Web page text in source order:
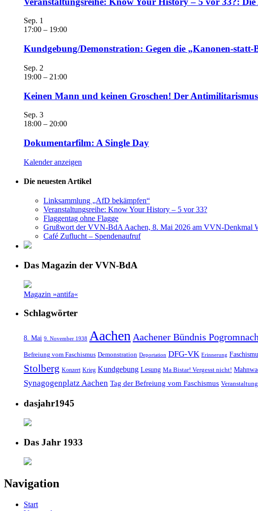
Sep. 1
17:00 – 19:00
Kundgebung/Demonstration: Gegen die „Kanonen-
Sep. 2
19:00 – 21:00
Keinen Mann und keinen Groschen! Der
Sep. 3
18:00 – 20:00
Dokumentarfilm: A Single Day
Kalender anzeigen
Die neuesten Artikel
Linksammlung „AfD bekämpfen“
Veranstaltungsreihe: Know Your History – 5 vor 33?
Flaggentag ohne Flagge
Grußwort der VVN-BdA Aachen, 8. Mai 2026 am VVN-Denkmal
Café Zuflucht – Spendenaufruf
Das Magazin der VVN-BdA
Magazin »antifa«
Schlagwörter
8. Mai 9. November 1938 Aachen Aachener Bündnis
Befreiung vom Faschismus Demonstration Deportation DFG-VK Erinnerung
Stolberg Konzert Krieg Kundgebung Lesung Ma Bistar! Vergesst nicht!
Synagogenplatz Aachen Tag der Befreiung vom Faschismus
dasjahr1945
Das Jahr 1933
Navigation
Start